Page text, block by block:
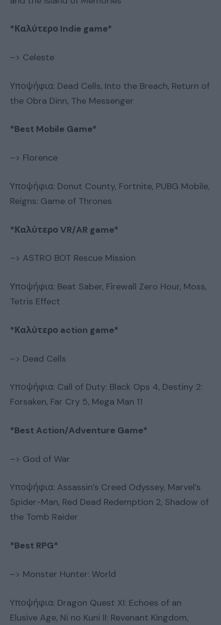
*Καλύτερο Indie game*
–> Celeste
Υποψήφια: Dead Cells, Into the Breach, Return of
the Obra Dinn, The Messenger
*Best Mobile Game*
–> Florence
Υποψήφια: Donut County, Fortnite, PUBG Mobile,
Reigns: Game of Thrones
*Καλύτερο VR/AR game*
–> ASTRO BOT Rescue Mission
Υποψήφια: Beat Saber, Firewall Zero Hour, Moss,
Tetris Effect
*Καλύτερο action game*
–> Dead Cells
Yποψήφια: Call of Duty: Black Ops 4, Destiny 2:
Forsaken, Far Cry 5, Mega Man 11
*Best Action/Adventure Game*
–> God of War
Yποψήφια: Assassin’s Creed Odyssey, Marvel’s
Spider-Man, Red Dead Redemption 2, Shadow of
the Tomb Raider
*Best RPG*
–> Monster Hunter: World
Yποψήφια: Dragon Quest XI: Echoes of an
Elusive Age, Ni no Kuni II: Revenant Kingdom,